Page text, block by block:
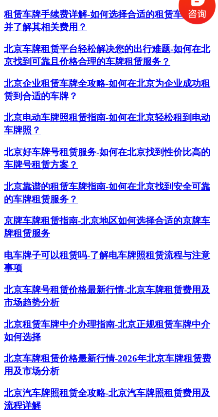
租赁车牌手续费详解-如何选择合适的租赁车牌服务
并了解其相关费用？
北京车牌租赁平台轻松解决您的出行难题-如何在北
京找到可靠且价格合理的车牌租赁服务？
北京企业租赁车牌全攻略-如何在北京为企业成功租
赁到合适的车牌？
北京电动车牌照租赁指南-如何在北京轻松租到电动
车牌照？
北京好车牌号租赁服务-如何在北京找到性价比高的
车牌号租赁方案？
北京靠谱的租赁车牌指南-如何在北京找到安全可靠
的车牌租赁服务？
京牌车牌租赁指南-北京地区如何选择合适的京牌车
牌租赁服务
电车牌子可以租赁吗-了解电车牌照租赁流程与注意
事项
北京车牌号租赁价格最新行情-北京车牌租赁费用及
市场趋势分析
北京租赁车牌中介办理指南-北京正规租赁车牌中介
如何选择
北京车牌租赁价格最新行情-2026年北京车牌租赁费
用及市场分析
北京汽车牌照租赁全攻略-北京汽车牌照租赁费用及
流程详解